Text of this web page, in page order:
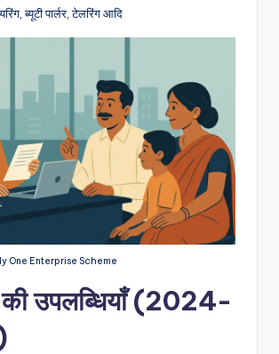
ब्यूटी पार्लर, टेलरिंग आदि
One Enterprise Scheme
उपलब्धियाँ (2024-